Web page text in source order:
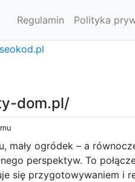
Regulamin Polityka
dom.pl/
mały ogródek – a
perspektyw. To
się przygotowywaniem i